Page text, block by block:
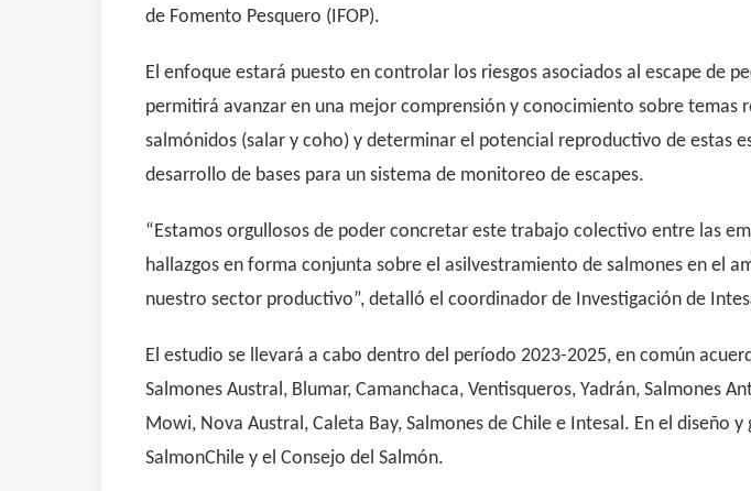
de Fomento Pesquero (IFOP).
El enfoque estará puesto en controlar los riesgos asociados al escape de
permitirá avanzar en una mejor comprensión y conocimiento sobre temas
salmónidos (salar y coho) y determinar el potencial reproductivo de estas
desarrollo de bases para un sistema de monitoreo de escapes.
“Estamos orgullosos de poder concretar este trabajo colectivo entre las
hallazgos en forma conjunta sobre el asilvestramiento de salmones en el
nuestro sector productivo”, detalló el coordinador de Investigación de
El estudio se llevará a cabo dentro del período 2023-2025, en común
Salmones Austral, Blumar, Camanchaca, Ventisqueros, Yadrán, Salmones
Mowi, Nova Austral, Caleta Bay, Salmones de Chile e Intesal. En el
SalmonChile y el Consejo del Salmón.